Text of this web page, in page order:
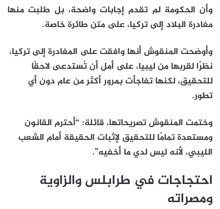
وأن الحكومة لم تقدم إجابات واضحة، بل طلبت منها
مغادرة البلاد إلى تركيا، على متن طائرة خاصة.
وأوضحت المنقوش أنها وافقت على المغادرة إلى تركيا،
نظرًا لقربها من ليبيا، على أمل أن تُستدعى لاحقًا
للتحقيق، لكنها تفاجأت بمرور أكثر من عام دون أي
تطور.
وختمت المنقوش تصريحاتها، قائلة: “أحترم القانون
ومستعدة تمامًا للتحقيق لإثبات الحقيقة أمام الشعب
الليبي، لأنه ليس لدي ما أخفيه”.
احتجاجات في طرابلس والزاوية
ومصراته